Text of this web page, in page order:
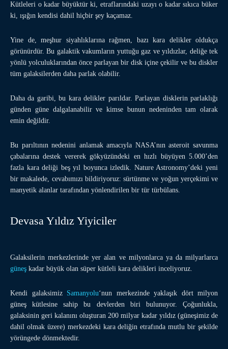
Kütleleri o kadar büyüktür ki, etraflarındaki uzayı o kadar sıkıca büker
ki, ışığın kendisi dahil hiçbir şey kaçamaz.
Yine de, meşhur siyahlıklarına rağmen, bazı kara delikler oldukça
görünürdür. Bu galaktik vakumların yuttuğu gaz ve yıldızlar, deliğe tek
yönlü yolculuklarından önce parlayan bir disk içine çekilir ve bu diskler
tüm galaksilerden daha parlak olabilir.
Daha da garibi, bu kara delikler parıldar. Parlayan disklerin parlaklığı
günden güne dalgalanabilir ve kimse bunun nedeninden tam olarak
emin değildir.
Bu parıltının nedenini anlamak amacıyla NASA’nın asteroit savunma
çabalarına destek vererek gökyüzündeki en hızlı büyüyen 5.000’den
fazla kara deliği beş yıl boyunca izledik. Nature Astronomy’deki yeni
bir makalede, cevabımızı bildiriyoruz: sürtünme ve yoğun yerçekimi ve
manyetik alanlar tarafından yönlendirilen bir tür türbülans.
Devasa Yıldız Yiyiciler
Galaksilerin merkezlerinde yer alan ve milyonlarca ya da milyarlarca
güneş kadar büyük olan süper kütleli kara delikleri inceliyoruz.
Kendi galaksimiz Samanyolu‘nun merkezinde yaklaşık dört milyon
güneş kütlesine sahip bu devlerden biri bulunuyor. Çoğunlukla,
galaksinin geri kalanını oluşturan 200 milyar kadar yıldız (güneşimiz de
dahil olmak üzere) merkezdeki kara deliğin etrafında mutlu bir şekilde
yörüngede dönmektedir.